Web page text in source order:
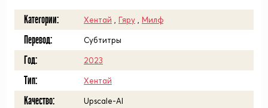
Категории: Хентай Гяру Милф
Перевод: Субтитры
Год: 2023
Тип: Хентай
Качество: Upscale-AI